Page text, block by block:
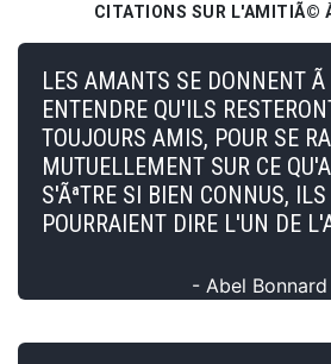
CITATIONS SUR L'AMITIÃ©
LES AMANTS SE DONNENT Ã
ENTENDRE QU'ILS
TOUJOURS AMIS, POUR SE
MUTUELLEMENT SUR CE
S'ÃªTRE SI BIEN CONNUS, ILS
POURRAIENT DIRE L'UN DE
- Abel